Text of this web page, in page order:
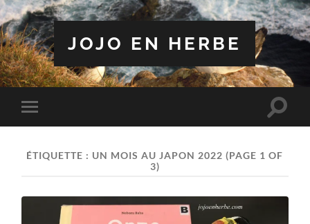
JOJO EN HERBE
Toggle
mobile
Toggle
ÉTIQUETTE : UN MOIS AU JAPON 2022 (PAGE 1 OF
3)